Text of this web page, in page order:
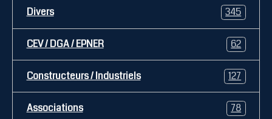
Divers 345
CEV / DGA / EPNER 62
Constructeurs / Industriels 127
Associations 78